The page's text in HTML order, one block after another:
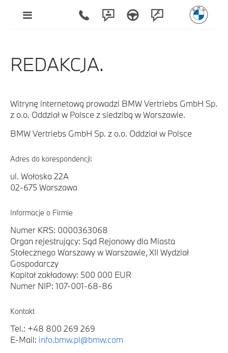
REDAKCJA.
Witrynę internetową prowadzi BMW Vertriebs GmbH Sp.
z o.o. Oddział w Polsce z siedzibą w Warszawie.
BMW Vertriebs GmbH Sp. z o.o. Oddział w Polsce
Adres do korespondencji:
ul. Wołoska 22A
02-675 Warszawa
Informacje o Firmie
Numer KRS: 0000363068
Organ rejestrujący: Sąd Rejonowy dla Miasta
Stołecznego Warszawy w Warszawie, XII Wydział
Gospodarczy
Kapitał zakładowy: 500 000 EUR
Numer NIP: 107-001-68-86
Kontakt
Tel.: +48 800 269 269
E-Mail: info.bmw.pl@bmw.com